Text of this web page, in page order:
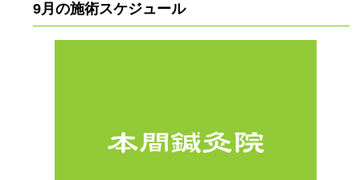
9月の施術スケジュール